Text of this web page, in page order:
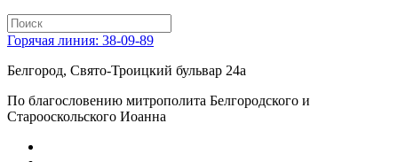
Горячая линия: 38-09-89
Белгород, Свято-Троицкий бульвар 24а
По благословению митрополита Белгородского и
Старооскольского Иоанна